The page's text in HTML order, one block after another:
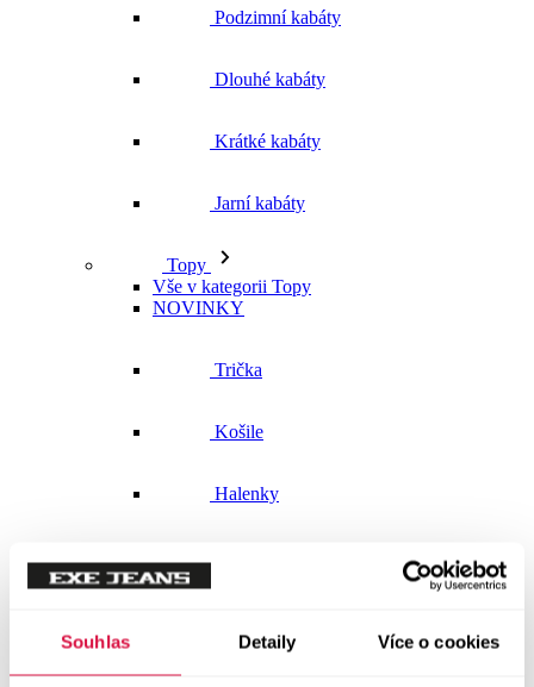
Souhlas Detaily Více o cookies
Podzimní kabáty
Dlouhé kabáty
Krátké kabáty
Jarní kabáty
Topy
Vše v kategorii Topy
NOVINKY
Trička
Košile
Halenky
Vše v kategorii Svetry a mikiny